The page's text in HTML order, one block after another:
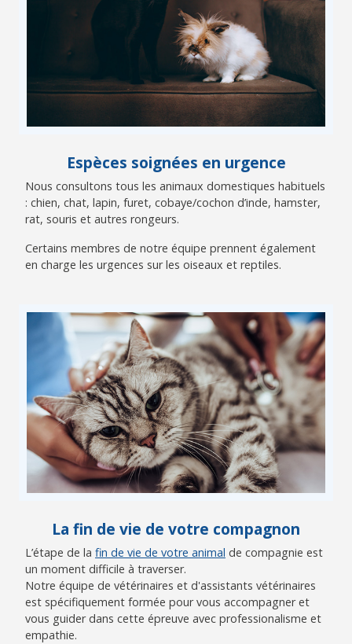
Espèces soignées en urgence
Nous consultons tous les animaux domestiques habituels
: chien, chat, lapin, furet, cobaye/cochon d’inde, hamster,
rat, souris et autres rongeurs.
Certains membres de notre équipe prennent également
en charge les urgences sur les oiseaux et reptiles.
La fin de vie de votre compagnon
L’étape de la fin de vie de votre animal de compagnie est
un moment difficile à traverser.
Notre équipe de vétérinaires et d'assistants vétérinaires
est spécifiquement formée pour vous accompagner et
vous guider dans cette épreuve avec professionalisme et
empathie.